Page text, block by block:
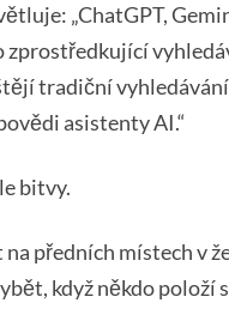
„ChatGPT,
zprostředkující
tradiční vyhledávání
asistenty AI.“
bitvy.
předních místech v
když někdo položí